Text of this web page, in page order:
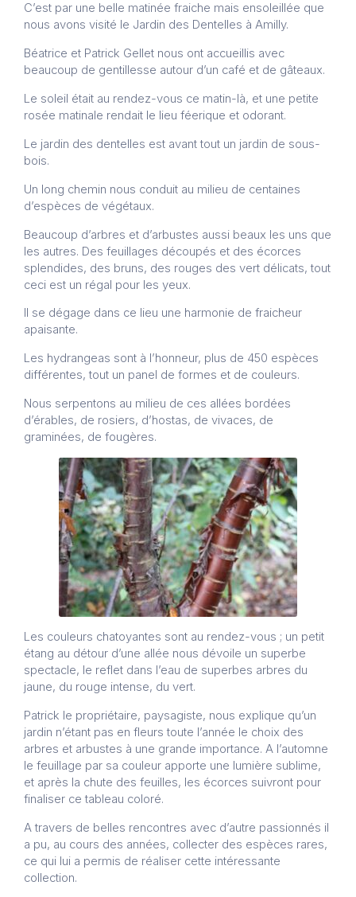
C’est par une belle matinée fraiche mais ensoleillée que
nous avons visité le Jardin des Dentelles à Amilly.
Béatrice et Patrick Gellet nous ont accueillis avec
beaucoup de gentillesse autour d’un café et de gâteaux.
Le soleil était au rendez-vous ce matin-là, et une petite
rosée matinale rendait le lieu féerique et odorant.
Le jardin des dentelles est avant tout un jardin de sous-
bois.
Un long chemin nous conduit au milieu de centaines
d’espèces de végétaux.
Beaucoup d’arbres et d’arbustes aussi beaux les uns que
les autres. Des feuillages découpés et des écorces
splendides, des bruns, des rouges des vert délicats, tout
ceci est un régal pour les yeux.
Il se dégage dans ce lieu une harmonie de fraicheur
apaisante.
Les hydrangeas sont à l’honneur, plus de 450 espèces
différentes, tout un panel de formes et de couleurs.
Nous serpentons au milieu de ces allées bordées
d’érables, de rosiers, d’hostas, de vivaces, de
graminées, de fougères.
Les couleurs chatoyantes sont au rendez-vous ; un petit
étang au détour d’une allée nous dévoile un superbe
spectacle, le reflet dans l’eau de superbes arbres du
jaune, du rouge intense, du vert.
Patrick le propriétaire, paysagiste, nous explique qu’un
jardin n’étant pas en fleurs toute l’année le choix des
arbres et arbustes à une grande importance. A l’automne
le feuillage par sa couleur apporte une lumière sublime,
et après la chute des feuilles, les écorces suivront pour
finaliser ce tableau coloré.
A travers de belles rencontres avec d’autre passionnés il
a pu, au cours des années, collecter des espèces rares,
ce qui lui a permis de réaliser cette intéressante
collection.